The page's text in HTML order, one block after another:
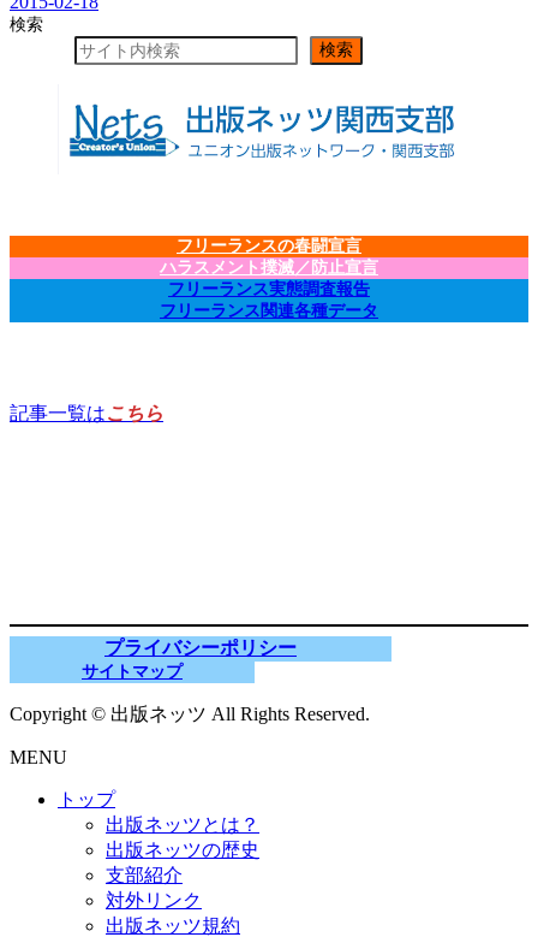
検索
検索
フリーランスの春闘宣言
ハラスメント撲滅／防止宣言
フリーランス実態調査報告
フリーランス関連各種データ
記事一覧はこちら
プライバシーポリシー
サイトマップ
Copyright © 出版ネッツ All Rights Reserved.
MENU
トップ
出版ネッツとは？
出版ネッツの歴史
支部紹介
対外リンク
出版ネッツ規約